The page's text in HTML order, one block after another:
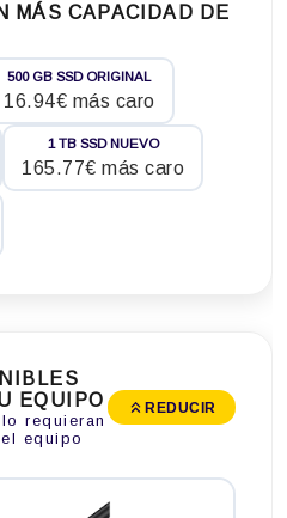
MÁS CAPACIDAD DE
500 GB SSD ORIGINAL
16.94€ más caro
1 TB SSD NUEVO
165.77€ más caro
EQUIPO
requieran
equipo
REDUCIR